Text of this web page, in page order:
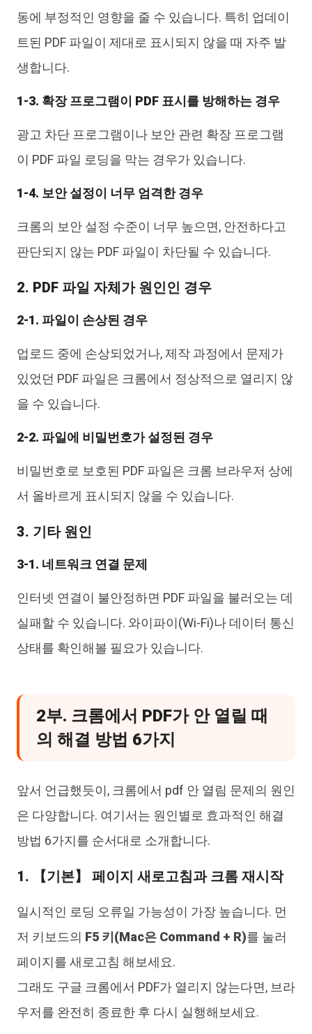
동에 부정적인 영향을 줄 수 있습니다. 특히 업데이
트된 PDF 파일이 제대로 표시되지 않을 때 자주 발
생합니다.
1-3. 확장 프로그램이 PDF 표시를 방해하는 경우
광고 차단 프로그램이나 보안 관련 확장 프로그램
이 PDF 파일 로딩을 막는 경우가 있습니다.
1-4. 보안 설정이 너무 엄격한 경우
크롬의 보안 설정 수준이 너무 높으면, 안전하다고
판단되지 않는 PDF 파일이 차단될 수 있습니다.
2. PDF 파일 자체가 원인인 경우
2-1. 파일이 손상된 경우
업로드 중에 손상되었거나, 제작 과정에서 문제가
있었던 PDF 파일은 크롬에서 정상적으로 열리지 않
을 수 있습니다.
2-2. 파일에 비밀번호가 설정된 경우
비밀번호로 보호된 PDF 파일은 크롬 브라우저 상에
서 올바르게 표시되지 않을 수 있습니다.
3. 기타 원인
3-1. 네트워크 연결 문제
인터넷 연결이 불안정하면 PDF 파일을 불러오는 데
실패할 수 있습니다. 와이파이(Wi-Fi)나 데이터 통신
상태를 확인해볼 필요가 있습니다.
2부. 크롬에서 PDF가 안 열릴 때
의 해결 방법 6가지
앞서 언급했듯이, 크롬에서 pdf 안 열림 문제의 원인
은 다양합니다. 여기서는 원인별로 효과적인 해결
방법 6가지를 순서대로 소개합니다.
1. 【기본】 페이지 새로고침과 크롬 재시작
일시적인 로딩 오류일 가능성이 가장 높습니다. 먼
저 키보드의 F5 키(Mac은 Command + R)를 눌러
페이지를 새로고침 해보세요.
그래도 구글 크롬에서 PDF가 열리지 않는다면, 브라
우저를 완전히 종료한 후 다시 실행해보세요.